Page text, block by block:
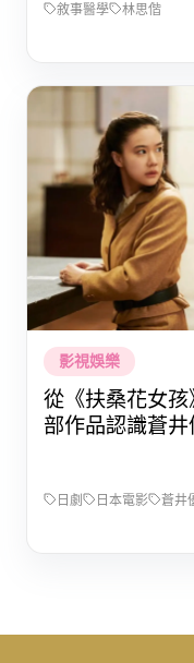
敘事醫學 林思偕
影視娛樂
從《扶桑花女
部作品認識蒼
日劇 日本電影 蒼井